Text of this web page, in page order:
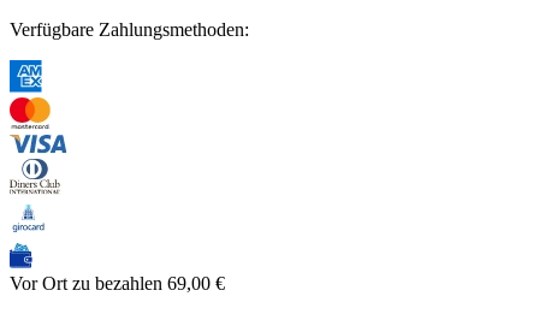
Verfügbare Zahlungsmethoden:
Vor Ort zu bezahlen 69,00 €